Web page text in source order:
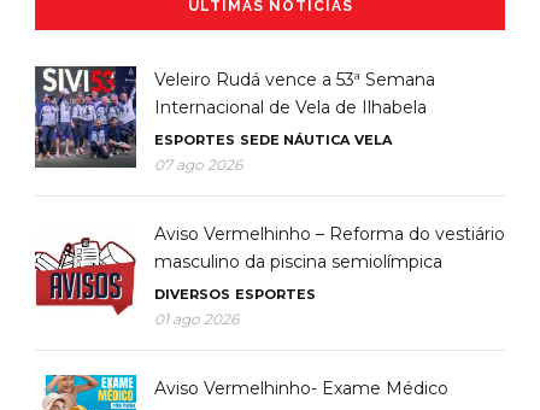
ÚLTIMAS NOTÍCIAS
Veleiro Rudá vence a 53ª Semana
Internacional de Vela de Ilhabela
ESPORTES SEDE NÁUTICA VELA
07 ago 2026
Aviso Vermelhinho – Reforma do vestiário
masculino da piscina semiolímpica
DIVERSOS ESPORTES
01 ago 2026
Aviso Vermelhinho- Exame Médico